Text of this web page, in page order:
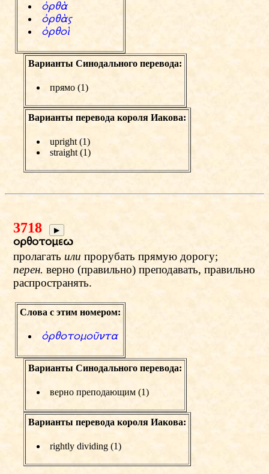
фryЊ
фryЊw
фryoЬ
Варианты Синодального перевода:
прямо (1)
Варианты перевода короля Иакова:
upright (1)
straight (1)
3718 ▶
oryotomev
пролагать или прорубать прямую дорогу;
перен. верно (правильно) преподавать, правильно
распространять.
Слова с этим номером:
фryotomoиnta
Варианты Синодального перевода:
верно преподающим (1)
Варианты перевода короля Иакова:
rightly dividing (1)